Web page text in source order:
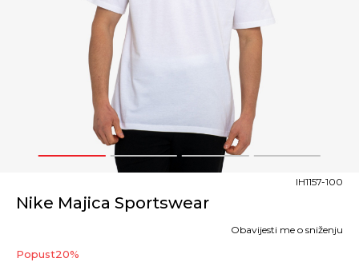
1 2 3 4
Nike Majica Sportswear
IH1157-100
Popust20%
Obavijesti me o sniženju